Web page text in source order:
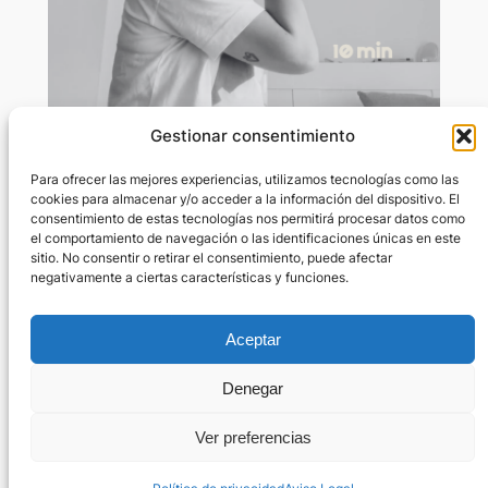
Gestionar consentimiento
Para ofrecer las mejores experiencias, utilizamos tecnologías como las
cookies para almacenar y/o acceder a la información del dispositivo. El
consentimiento de estas tecnologías nos permitirá procesar datos como
el comportamiento de navegación o las identificaciones únicas en este
sitio. No consentir o retirar el consentimiento, puede afectar
negativamente a ciertas características y funciones.
Aceptar
Denegar
Ver preferencias
Yoga facial: relajación
May 24, 2024—por Marta Rivas Rius
enYoga para sanar
Contenido restringido. Inicia sesión para visualizar el
contenido. Si no tienes cuenta, ¡únete a nosotras!.
Política de privacidad